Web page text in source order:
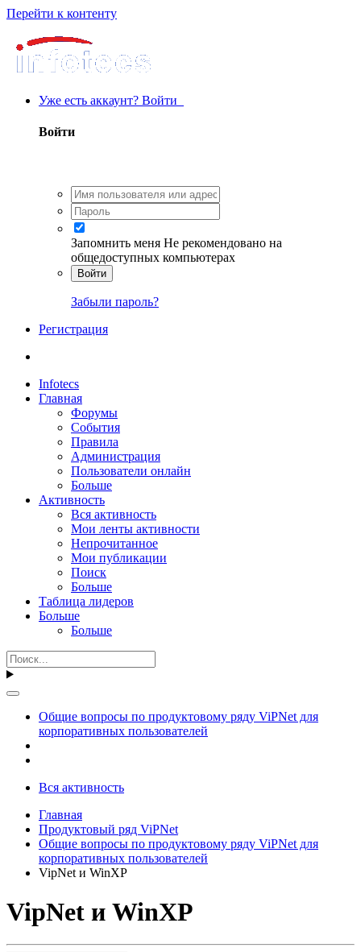
Перейти к контенту
Уже есть аккаунт? Войти
Войти
Запомнить меня Не рекомендовано на
общедоступных компьютерах
Войти
Забыли пароль?
Регистрация
Infotecs
Главная
Форумы
События
Правила
Администрация
Пользователи онлайн
Больше
Активность
Вся активность
Мои ленты активности
Непрочитанное
Мои публикации
Поиск
Больше
Таблица лидеров
Больше
Больше
Общие вопросы по продуктовому ряду ViPNet для
корпоративных пользователей
Вся активность
Главная
Продуктовый ряд ViPNet
Общие вопросы по продуктовому ряду ViPNet для
корпоративных пользователей
VipNet и WinXP
VipNet и WinXP